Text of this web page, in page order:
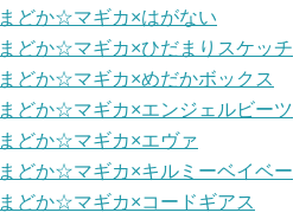
まどか☆マギカ×はがない
まどか☆マギカ×ひだまりスケッチ
まどか☆マギカ×めだかボックス
まどか☆マギカ×エンジェルビーツ
まどか☆マギカ×エヴァ
まどか☆マギカ×キルミーベイベー
まどか☆マギカ×コードギアス